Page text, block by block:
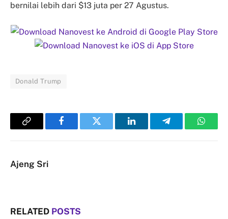
bernilai lebih dari $13 juta per 27 Agustus.
Donald Trump
Copy
FacebookTwitter LinkedInTelegram
Ajeng Sri
RELATED POSTS